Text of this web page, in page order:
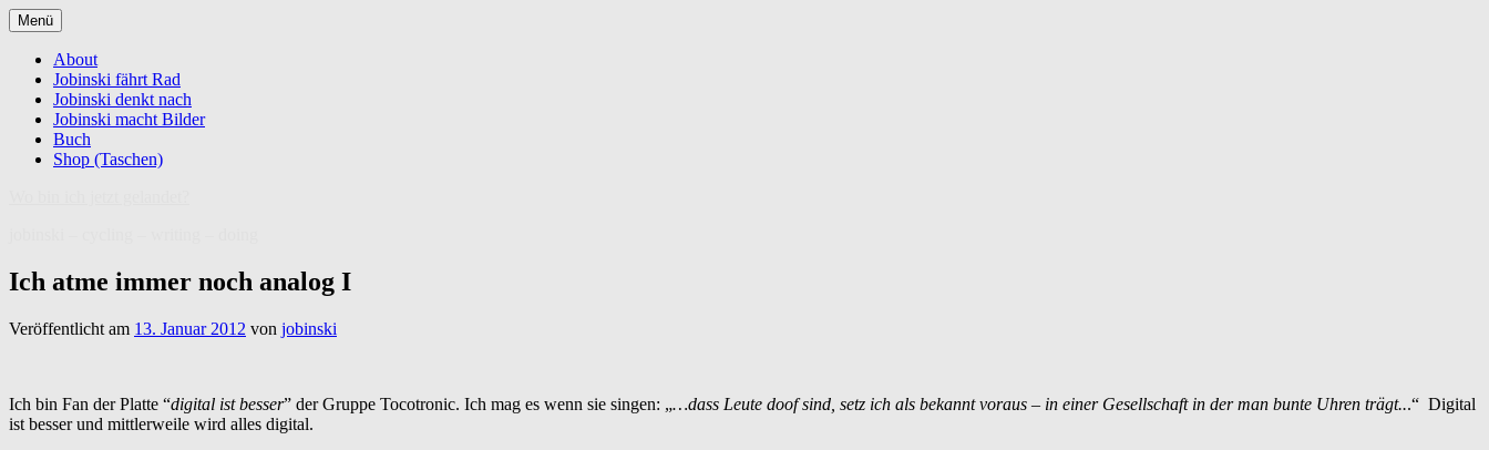
Zum
Inhalt
springen
Menü
About
Jobinski fährt Rad
Jobinski denkt nach
Jobinski macht Bilder
Buch
Shop (Taschen)
Ich atme immer noch analog I
Veröffentlicht am 13. Januar 2012 von jobinski
Ich bin Fan der Platte “digital ist besser” der Gruppe Tocotronic. Ich mag es wenn sie singen: „…dass Leute doof sind, setz ich als bekannt voraus – in einer Gesellschaft in der man bunte Uhren trägt...“ Digital
ist besser und mittlerweile wird alles digital.